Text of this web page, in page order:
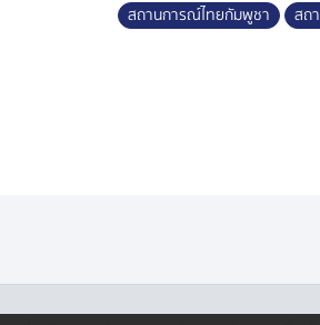
สถานการณ์ไทยกัมพูชา สถ